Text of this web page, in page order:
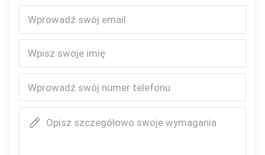
Odp.: Jesteśmy fabryką, zajmujemy się głównie jednorazowymi
medycznymi produktami eksploatacyjnymi, takimi jak
chirurgiczna maska ​​na twarz, włókninowe czapki, papierowe
czapki, fartuch chirurgiczny, fartuch laboratoryjny, jednorazowy
P: Jak długi jest twój czas dostawy?
od ilości.
Opisz szczegółowo swoje wymagania